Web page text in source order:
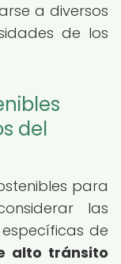
a diversos
de los
del
para
las
de
alto tránsito